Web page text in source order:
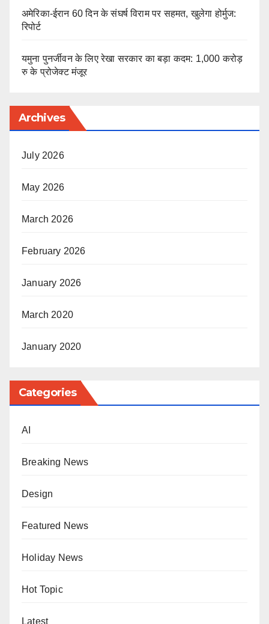
अमेरिका-ईरान 60 दिन के संघर्ष विराम पर सहमत, खुलेगा होर्मुज:
रिपोर्ट
यमुना पुनर्जीवन के लिए रेखा सरकार का बड़ा कदम: 1,000 करोड़
रु के प्रोजेक्ट मंजूर
Archives
July 2026
May 2026
March 2026
February 2026
January 2026
March 2020
January 2020
Categories
AI
Breaking News
Design
Featured News
Holiday News
Hot Topic
Latest